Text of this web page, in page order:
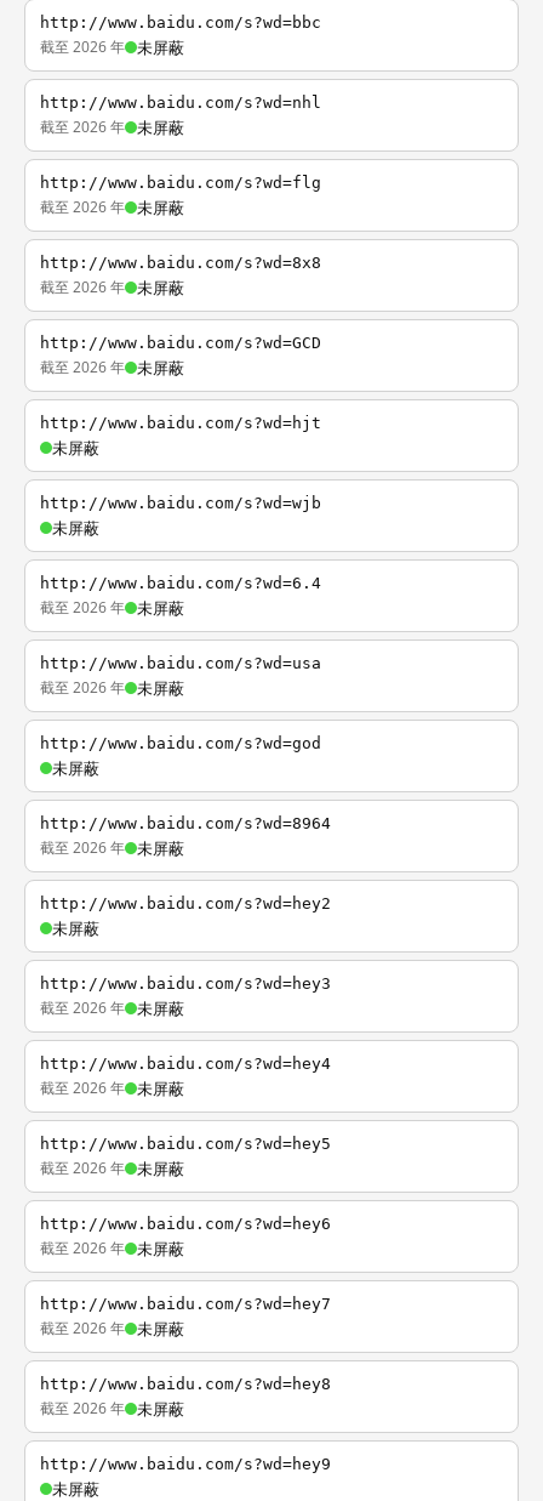
http://www.baidu.com/s?wd=bbc
截至 2026 年 未屏蔽
http://www.baidu.com/s?wd=nhl
截至 2026 年 未屏蔽
http://www.baidu.com/s?wd=flg
截至 2026 年 未屏蔽
http://www.baidu.com/s?wd=8x8
截至 2026 年 未屏蔽
http://www.baidu.com/s?wd=GCD
截至 2026 年 未屏蔽
http://www.baidu.com/s?wd=hjt
未屏蔽
http://www.baidu.com/s?wd=wjb
未屏蔽
http://www.baidu.com/s?wd=6.4
截至 2026 年 未屏蔽
http://www.baidu.com/s?wd=usa
截至 2026 年 未屏蔽
http://www.baidu.com/s?wd=god
未屏蔽
http://www.baidu.com/s?wd=8964
截至 2026 年 未屏蔽
http://www.baidu.com/s?wd=hey2
未屏蔽
http://www.baidu.com/s?wd=hey3
截至 2026 年 未屏蔽
http://www.baidu.com/s?wd=hey4
截至 2026 年 未屏蔽
http://www.baidu.com/s?wd=hey5
截至 2026 年 未屏蔽
http://www.baidu.com/s?wd=hey6
截至 2026 年 未屏蔽
http://www.baidu.com/s?wd=hey7
截至 2026 年 未屏蔽
http://www.baidu.com/s?wd=hey8
截至 2026 年 未屏蔽
http://www.baidu.com/s?wd=hey9
未屏蔽